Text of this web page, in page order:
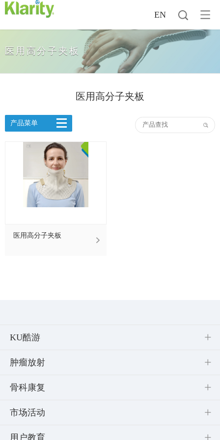
EN
医用高分子夹板
医用高分子夹板
产品菜单
医用高分子夹板
KU酷游
肿瘤放射
骨科康复
市场活动
用户教育